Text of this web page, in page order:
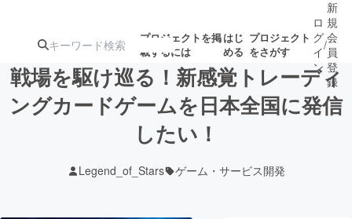
プロジェクトを掲
載するには
はじ
める
プロジェクト
をさがす
注目の新着プロ 募集終了が近いプ
ロ
グ
イ
ン
/
新
規
会
員
登
録
戦場を駆け巡る！新感覚トレーディ
ングカードゲームを日本全国に発信
したい！
Legend_of_Stars ゲーム・サービス開発